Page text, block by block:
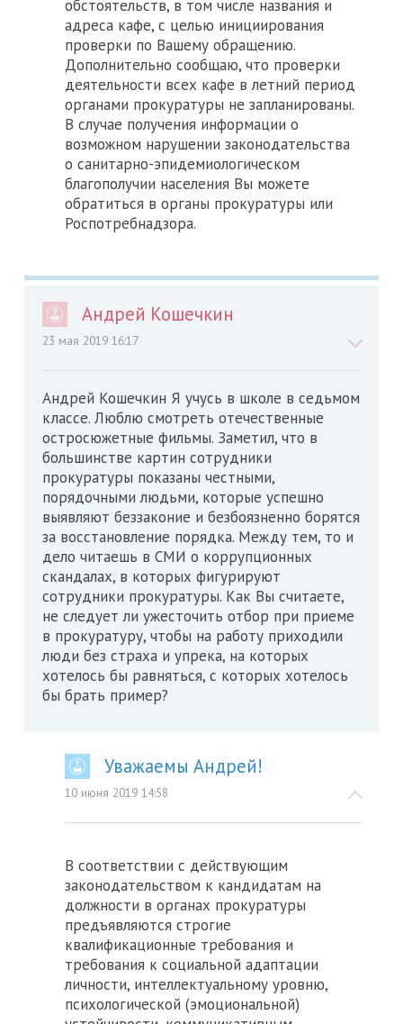
обстоятельств, в том числе названия и
адреса кафе, с целью инициирования
проверки по Вашему обращению.
Дополнительно сообщаю, что проверки
деятельности всех кафе в летний период
органами прокуратуры не запланированы.
В случае получения информации о
возможном нарушении законодательства
о санитарно-эпидемиологическом
благополучии населения Вы можете
обратиться в органы прокуратуры или
Роспотребнадзора.
Андрей Кошечкин
23 мая 2019 16:17
Андрей Кошечкин Я учусь в школе в седьмом
классе. Люблю смотреть отечественные
остросюжетные фильмы. Заметил, что в
большинстве картин сотрудники
прокуратуры показаны честными,
порядочными людьми, которые успешно
выявляют беззаконие и безбоязненно борятся
за восстановление порядка. Между тем, то и
дело читаешь в СМИ о коррупционных
скандалах, в которых фигурируют
сотрудники прокуратуры. Как Вы считаете,
не следует ли ужесточить отбор при приеме
в прокуратуру, чтобы на работу приходили
люди без страха и упрека, на которых
хотелось бы равняться, с которых хотелось
бы брать пример?
Уважаемы Андрей!
10 июня 2019 14:58
В соответствии с действующим
законодательством к кандидатам на
должности в органах прокуратуры
предъявляются строгие
квалификационные требования и
требования к социальной адаптации
личности, интеллектуальному уровню,
психологической (эмоциональной)